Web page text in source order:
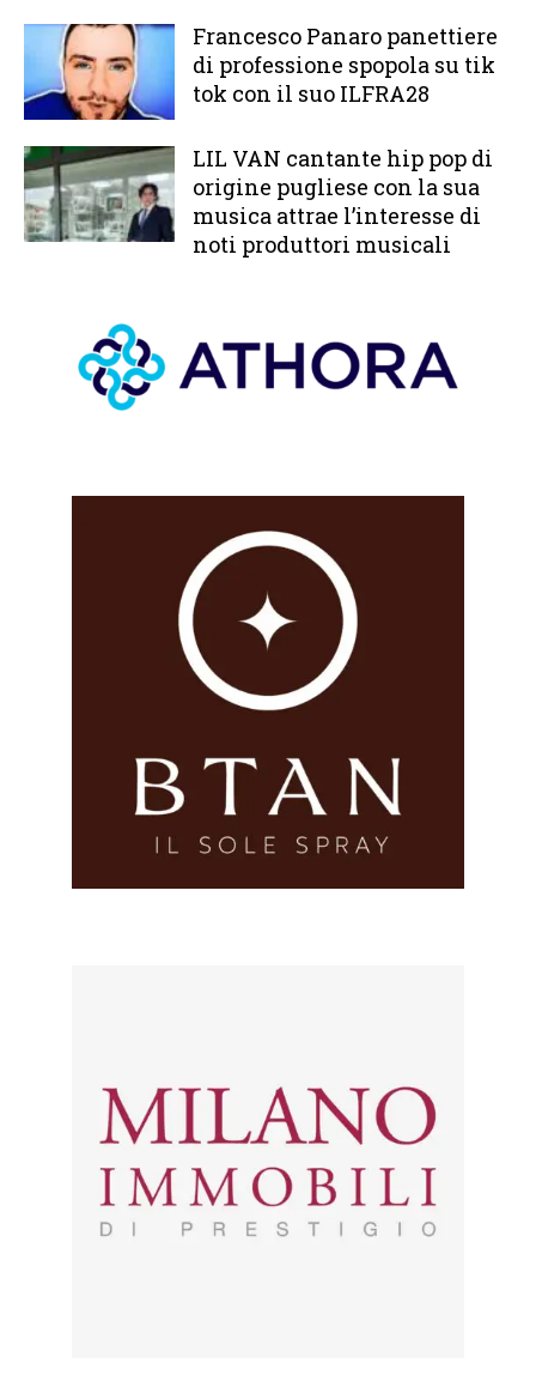
Francesco Panaro panettiere
di professione spopola su tik
tok con il suo ILFRA28
LIL VAN cantante hip pop di
origine pugliese con la sua
musica attrae l’interesse di
noti produttori musicali